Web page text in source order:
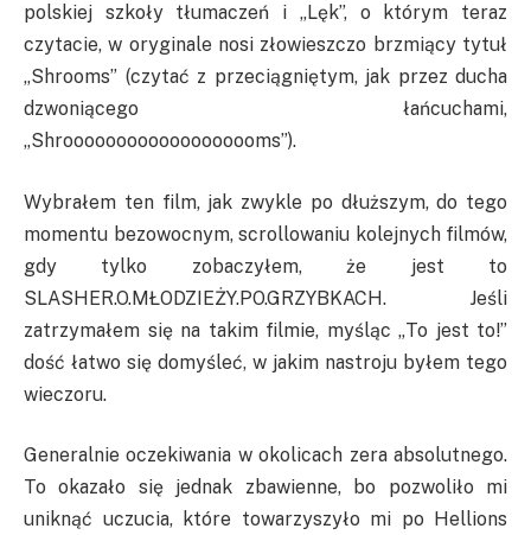
polskiej szkoły tłumaczeń i „Lęk”, o którym teraz
czytacie, w oryginale nosi złowieszczo brzmiący tytuł
„Shrooms” (czytać z przeciągniętym, jak przez ducha
dzwoniącego łańcuchami,
„Shrooooooooooooooooooms”).
Wybrałem ten film, jak zwykle po dłuższym, do tego
momentu bezowocnym, scrollowaniu kolejnych filmów,
gdy tylko zobaczyłem, że jest to
SLASHER.O.MŁODZIEŻY.PO.GRZYBKACH. Jeśli
zatrzymałem się na takim filmie, myśląc „To jest to!”
dość łatwo się domyśleć, w jakim nastroju byłem tego
wieczoru.
Generalnie oczekiwania w okolicach zera absolutnego.
To okazało się jednak zbawienne, bo pozwoliło mi
uniknąć uczucia, które towarzyszyło mi po Hellions